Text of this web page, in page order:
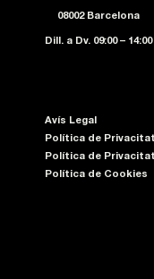
08002 Barcelona
Dill. a Dv. 09:00 – 14:00
Avís Legal
Política de Privacitat
Política de
Política de Cookies